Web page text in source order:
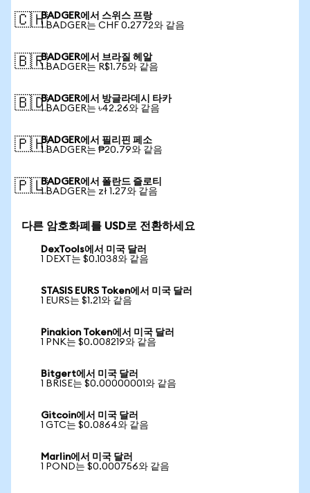
🇨🇭BADGER에서 스위스 프랑
1 BADGER는 CHF 0.2772와 같음
🇧🇷BADGER에서 브라질 헤알
1 BADGER는 R$1.75와 같음
🇧🇩BADGER에서 방글라데시 타카
1 BADGER는 ৳42.26와 같음
🇵🇭BADGER에서 필리핀 페소
1 BADGER는 ₱20.79와 같음
🇵🇱BADGER에서 폴란드 즐로티
1 BADGER는 zł 1.27와 같음
다른 암호화폐를 USD로 전환하세요
DexTools에서 미국 달러
1 DEXT는 $0.1038와 같음
STASIS EURS Token에서 미국 달러
1 EURS는 $1.21와 같음
Pinakion Token에서 미국 달러
1 PNK는 $0.008219와 같음
Bitgert에서 미국 달러
1 BRISE는 $0.00000001와 같음
Gitcoin에서 미국 달러
1 GTC는 $0.0864와 같음
Marlin에서 미국 달러
1 POND는 $0.000756와 같음